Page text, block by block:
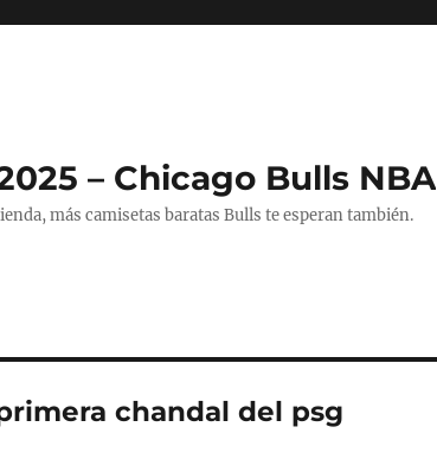
– Chicago Bulls NBA
más camisetas baratas Bulls te esperan también.
chandal del psg